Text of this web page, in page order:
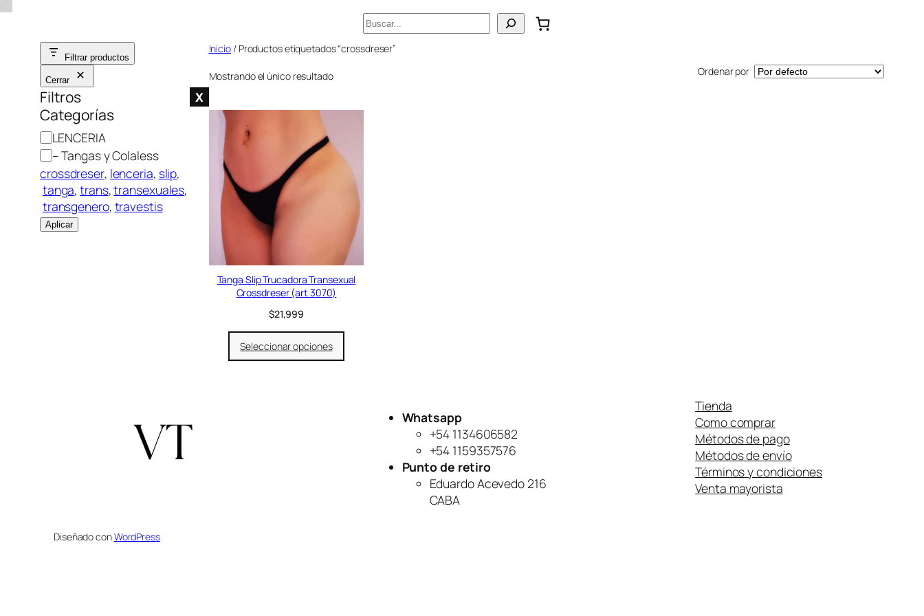
Saltar
contenido
Buscar
Filtrar productos
Cerrar
Filtros X
Categorías
C
a
t
e
g
o
r
LENCERIA
– Tangas y Colaless
crossdreser, lenceria, slip,
tanga, trans, transexuales,
transgenero, travestis
Aplicar
Inicio / Productos etiquetados “crossdreser”
Mostrando el único resultado Ordenar por
Tanga Slip Trucadora Transexual
Crossdreser (art 3070)
$21,999
Seleccionar opciones
Whatsapp
+54 1134606582
+54 1159357576
Punto de retiro
Eduardo Acevedo 216
CABA
Tienda
Como comprar
Métodos de pago
Métodos de envío
Términos y condiciones
Venta mayorista
Diseñado conWordPress